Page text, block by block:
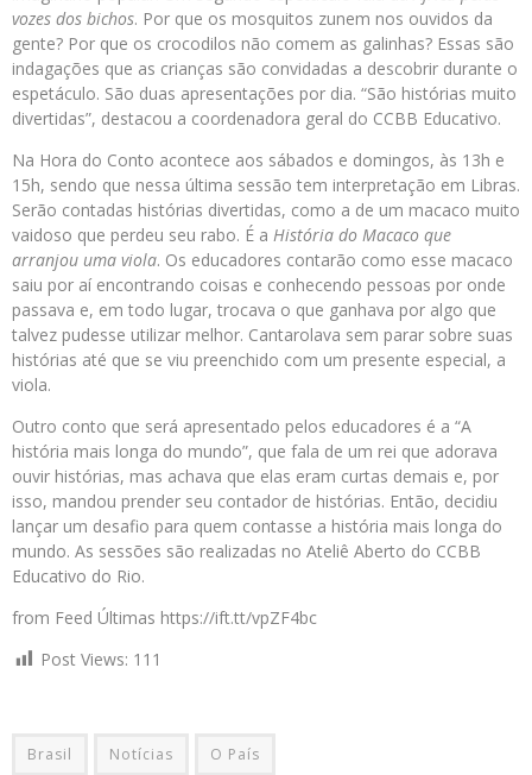
vozes dos bichos. Por que os mosquitos zunem nos ouvidos da
gente? Por que os crocodilos não comem as galinhas? Essas são
indagações que as crianças são convidadas a descobrir durante o
espetáculo. São duas apresentações por dia. “São histórias muito
divertidas”, destacou a coordenadora geral do CCBB Educativo.
Na Hora do Conto acontece aos sábados e domingos, às 13h e
15h, sendo que nessa última sessão tem interpretação em Libras.
Serão contadas histórias divertidas, como a de um macaco muito
vaidoso que perdeu seu rabo. É a História do Macaco que
arranjou uma viola. Os educadores contarão como esse macaco
saiu por aí encontrando coisas e conhecendo pessoas por onde
passava e, em todo lugar, trocava o que ganhava por algo que
talvez pudesse utilizar melhor. Cantarolava sem parar sobre suas
histórias até que se viu preenchido com um presente especial, a
viola.
Outro conto que será apresentado pelos educadores é a “A
história mais longa do mundo”, que fala de um rei que adorava
ouvir histórias, mas achava que elas eram curtas demais e, por
isso, mandou prender seu contador de histórias. Então, decidiu
lançar um desafio para quem contasse a história mais longa do
mundo. As sessões são realizadas no Ateliê Aberto do CCBB
Educativo do Rio.
from Feed Últimas https://ift.tt/vpZF4bc
Post Views: 111
Brasil Notícias O País